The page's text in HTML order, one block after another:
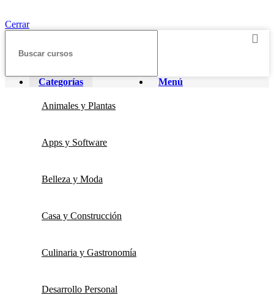
Cerrar
Menú
Categorías
Animales y Plantas
Apps y Software
Belleza y Moda
Casa y Construcción
Culinaria y Gastronomía
Desarrollo Personal